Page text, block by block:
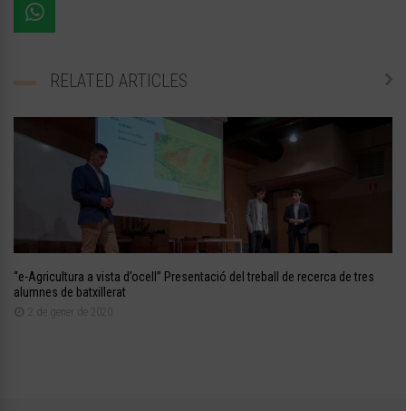
RELATED ARTICLES
“e-Agricultura a vista d’ocell” Presentació del treball de recerca de tres
alumnes de batxillerat
2 de gener de 2020